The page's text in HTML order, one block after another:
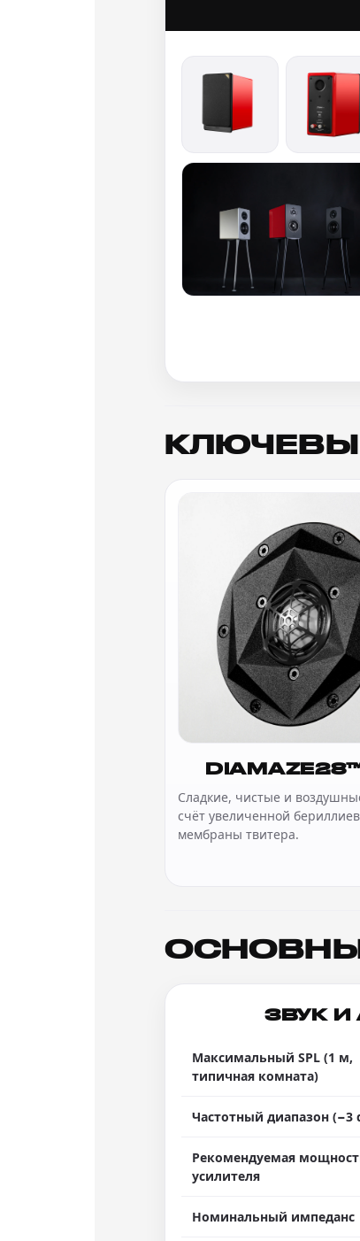
Сладкие, чистые и
счёт увеличенной
мембраны твитера.
ЗВУК И
Максимальный SPL (1 м,
типичная комната)
Частотный диапазон (−3
Рекомендуемая
усилителя
Номинальный импеданс